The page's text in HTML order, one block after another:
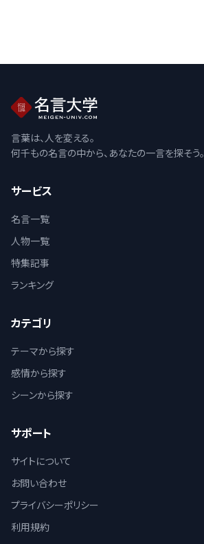
言葉は、人を変える。
何千もの名言の中から、あなたの一言を探そう。
サービス
名言一覧
人物一覧
特集記事
ランキング
カテゴリ
テーマから探す
感情から探す
シーンから探す
サポート
サイトについて
お問い合わせ
プライバシーポリシー
利用規約